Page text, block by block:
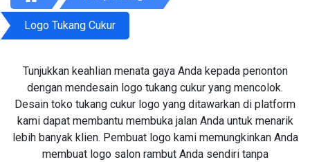
Logo Tukang Cukur
Tunjukkan keahlian menata gaya Anda kepada penonton
dengan mendesain logo tukang cukur yang mencolok.
Desain toko tukang cukur logo yang ditawarkan di platform
kami dapat membantu membuka jalan Anda untuk menarik
lebih banyak klien. Pembuat logo kami memungkinkan Anda
membuat logo salon rambut Anda sendiri tanpa